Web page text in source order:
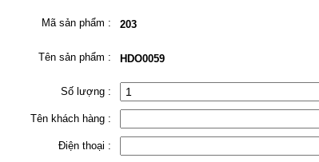
Mã sản phẩm : 203
Tên sản phẩm : HDO0059
Số lượng :
Tên khách hàng :
Điện thoại :